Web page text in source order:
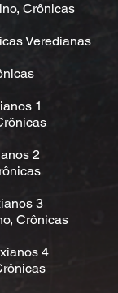
Crônicas
Veredianas
1
2
3
Crônicas
4